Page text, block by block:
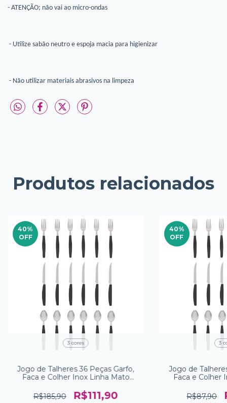
- ATENÇÃO; não vai ao micro-ondas
- Utilize sabão neutro e espoja macia para higienizar
- Não utilizar materiais abrasivos na limpeza
Produtos relacionados
40%
OFF
3 cores
Jogo de Talheres 36 Peças Garfo,
Faca e Colher Inox Linha Mato
R$185,90
R$111,90
40%
OFF
3
Jogo de
Faca e Colher
R$87,90